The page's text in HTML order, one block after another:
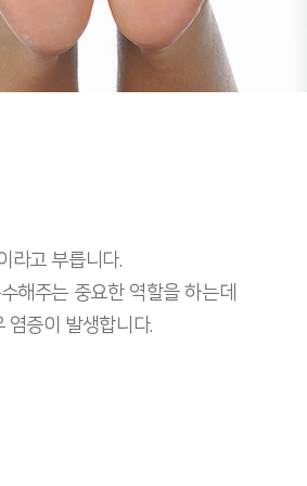
라고 부릅니다.
해주는 중요한 역할을 하는데
염증이 발생합니다.